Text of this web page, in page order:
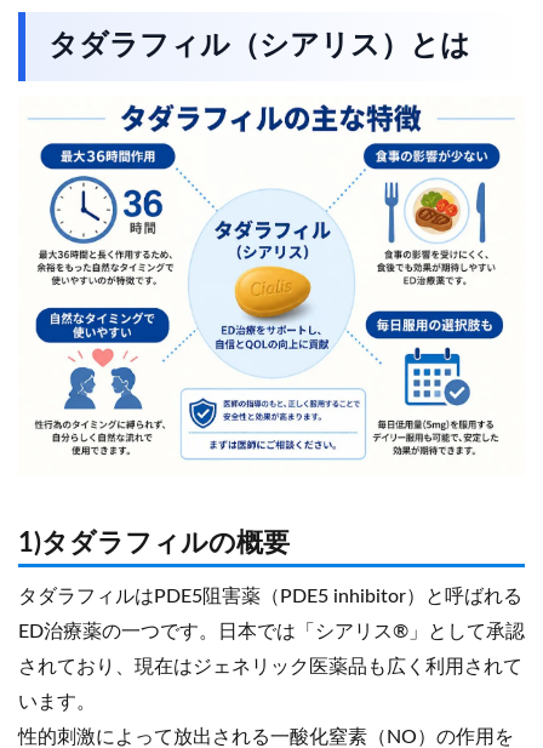
タダラフィル（シアリス）とは
1)タダラフィルの概要
タダラフィルはPDE5阻害薬（PDE5 inhibitor）と呼ばれる
ED治療薬の一つです。日本では「シアリス®」として承認
されており、現在はジェネリック医薬品も広く利用されて
います。
性的刺激によって放出される一酸化窒素（NO）の作用を